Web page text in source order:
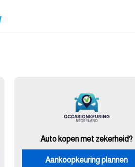
Auto kopen met zekerheid?
Aankoopkeuring plannen